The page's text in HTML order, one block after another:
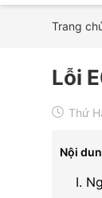
Trang
Lỗi
Thứ
Nội
I.